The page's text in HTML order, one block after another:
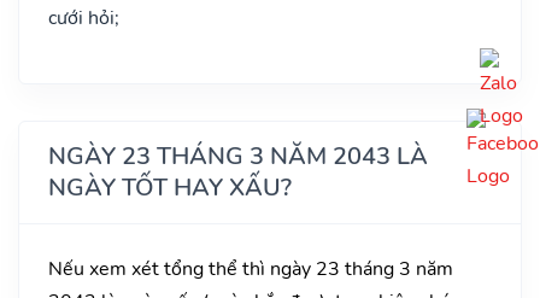
cưới hỏi;
NGÀY 23 THÁNG 3 NĂM 2043 LÀ
NGÀY TỐT HAY XẤU?
Nếu xem xét tổng thể thì ngày 23 tháng 3 năm